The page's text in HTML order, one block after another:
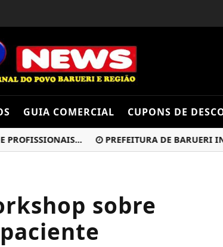
GUIA COMERCIAL CUPONS DE
PREFEITURA DE BARUERI
sobre